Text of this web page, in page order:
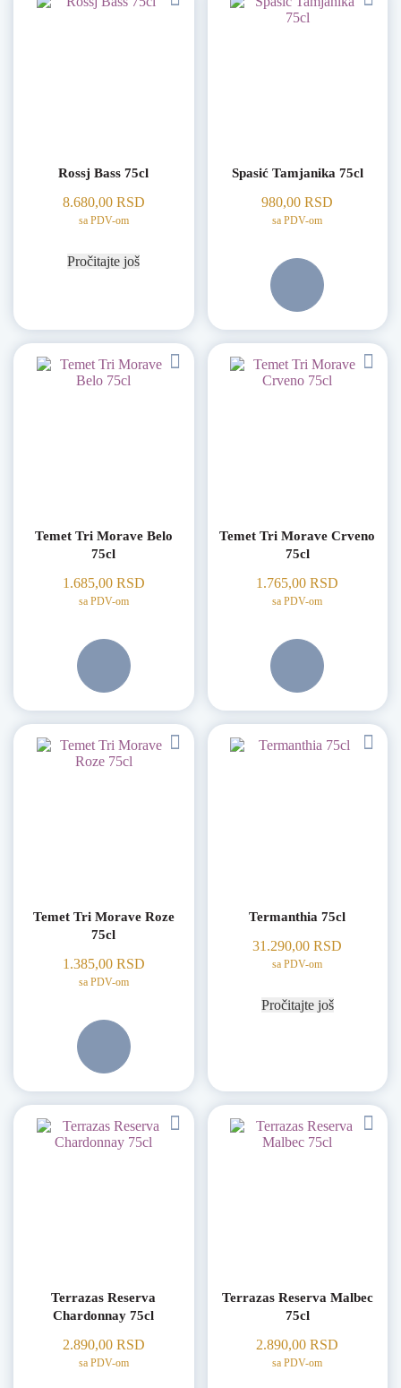
Rossj Bass 75cl
8.680,00 RSD
sa PDV-om
Pročitajte još
Spasić Tamjanika 75cl
980,00RSD
sa PDV-om
Temet Tri Morave Belo
75cl
1.685,00 RSD
sa PDV-om
Temet Tri Morave Crveno
75cl
1.765,00RSD
sa PDV-om
Temet Tri Morave Roze
75cl
1.385,00 RSD
sa PDV-om
Termanthia 75cl
31.290,00RSD
sa PDV-om
Pročitajte još
Terrazas Reserva
Chardonnay 75cl
2.890,00 RSD
sa PDV-om
Terrazas Reserva Malbec
75cl
2.890,00RSD
sa PDV-om